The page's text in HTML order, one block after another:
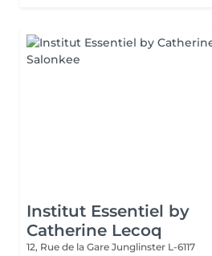
Institut Essentiel by
Catherine Lecoq
12, Rue de la Gare Junglinster L-6117